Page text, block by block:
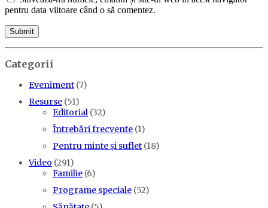
pentru data viitoare când o să comentez.
Categorii
Eveniment (7)
Resurse (51)
Editorial (32)
Întrebări frecvente (1)
Pentru minte și suflet (18)
Video (291)
Familie (6)
Programe speciale (52)